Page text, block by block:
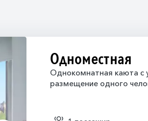
Одноместная
Однокомнатная каюта с
размещение одного